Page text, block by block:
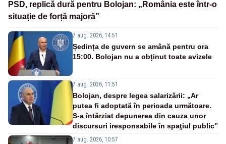
PSD, replică dură pentru Bolojan: „România este într-o
situație de forță majoră”
7 aug. 2026, 14:51
Ședința de guvern se amână pentru ora
15:00. Bolojan nu a obținut toate avizele
7 aug. 2026, 11:51
Bolojan, despre legea salarizării: „Ar
putea fi adoptată în perioada următoare.
S-a întârziat depunerea din cauza unor
discursuri iresponsabile în spaţiul public”
7 aug. 2026, 10:57